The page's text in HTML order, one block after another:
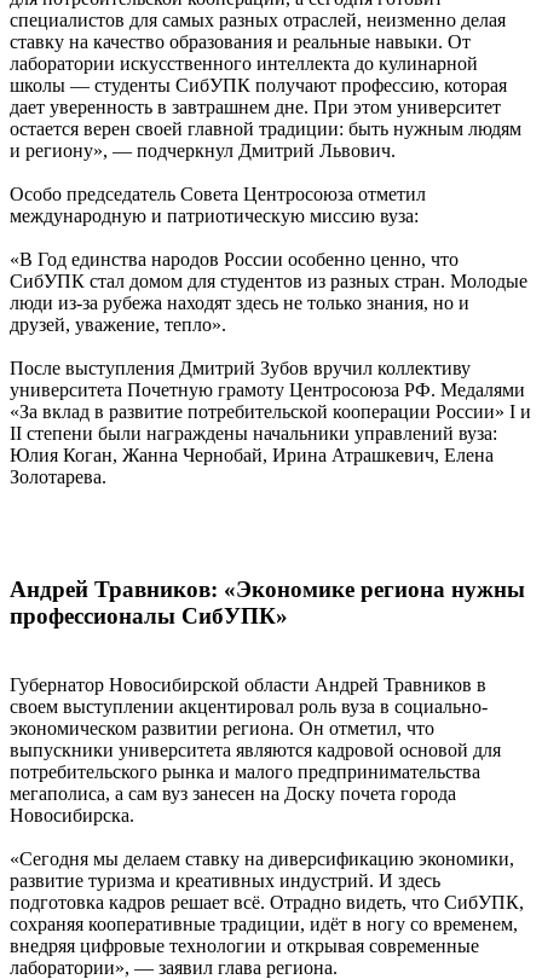
специалистов для самых разных отраслей, неизменно делая
ставку на качество образования и реальные навыки. От
лаборатории искусственного интеллекта до кулинарной
школы — студенты СибУПК получают профессию, которая
дает уверенность в завтрашнем дне. При этом университет
остается верен своей главной традиции: быть нужным людям
и региону», — подчеркнул Дмитрий Львович.
Особо председатель Совета Центросоюза отметил
международную и патриотическую миссию вуза:
«В Год единства народов России особенно ценно, что
СибУПК стал домом для студентов из разных стран. Молодые
люди из-за рубежа находят здесь не только знания, но и
друзей, уважение, тепло».
После выступления Дмитрий Зубов вручил коллективу
университета Почетную грамоту Центросоюза РФ. Медалями
«За вклад в развитие потребительской кооперации России» I и
II степени были награждены начальники управлений вуза:
Юлия Коган, Жанна Чернобай, Ирина Атрашкевич, Елена
Золотарева.
Андрей Травников: «Экономике региона нужны
профессионалы СибУПК»
Губернатор Новосибирской области Андрей Травников в
своем выступлении акцентировал роль вуза в социально-
экономическом развитии региона. Он отметил, что
выпускники университета являются кадровой основой для
потребительского рынка и малого предпринимательства
мегаполиса, а сам вуз занесен на Доску почета города
Новосибирска.
«Сегодня мы делаем ставку на диверсификацию экономики,
развитие туризма и креативных индустрий. И здесь
подготовка кадров решает всё. Отрадно видеть, что СибУПК,
сохраняя кооперативные традиции, идёт в ногу со временем,
внедряя цифровые технологии и открывая современные
лаборатории», — заявил глава региона.